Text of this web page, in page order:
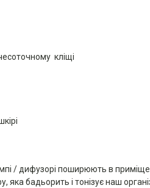
кліщі
/ дифузорі поширюють в
бадьорить і тонізує наш